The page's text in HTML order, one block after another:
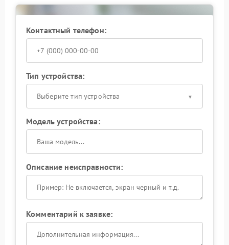
Контактный телефон:
Тип устройства:
Выберите тип устройства
Модель устройства:
Описание неисправности:
Комментарий к заявке: